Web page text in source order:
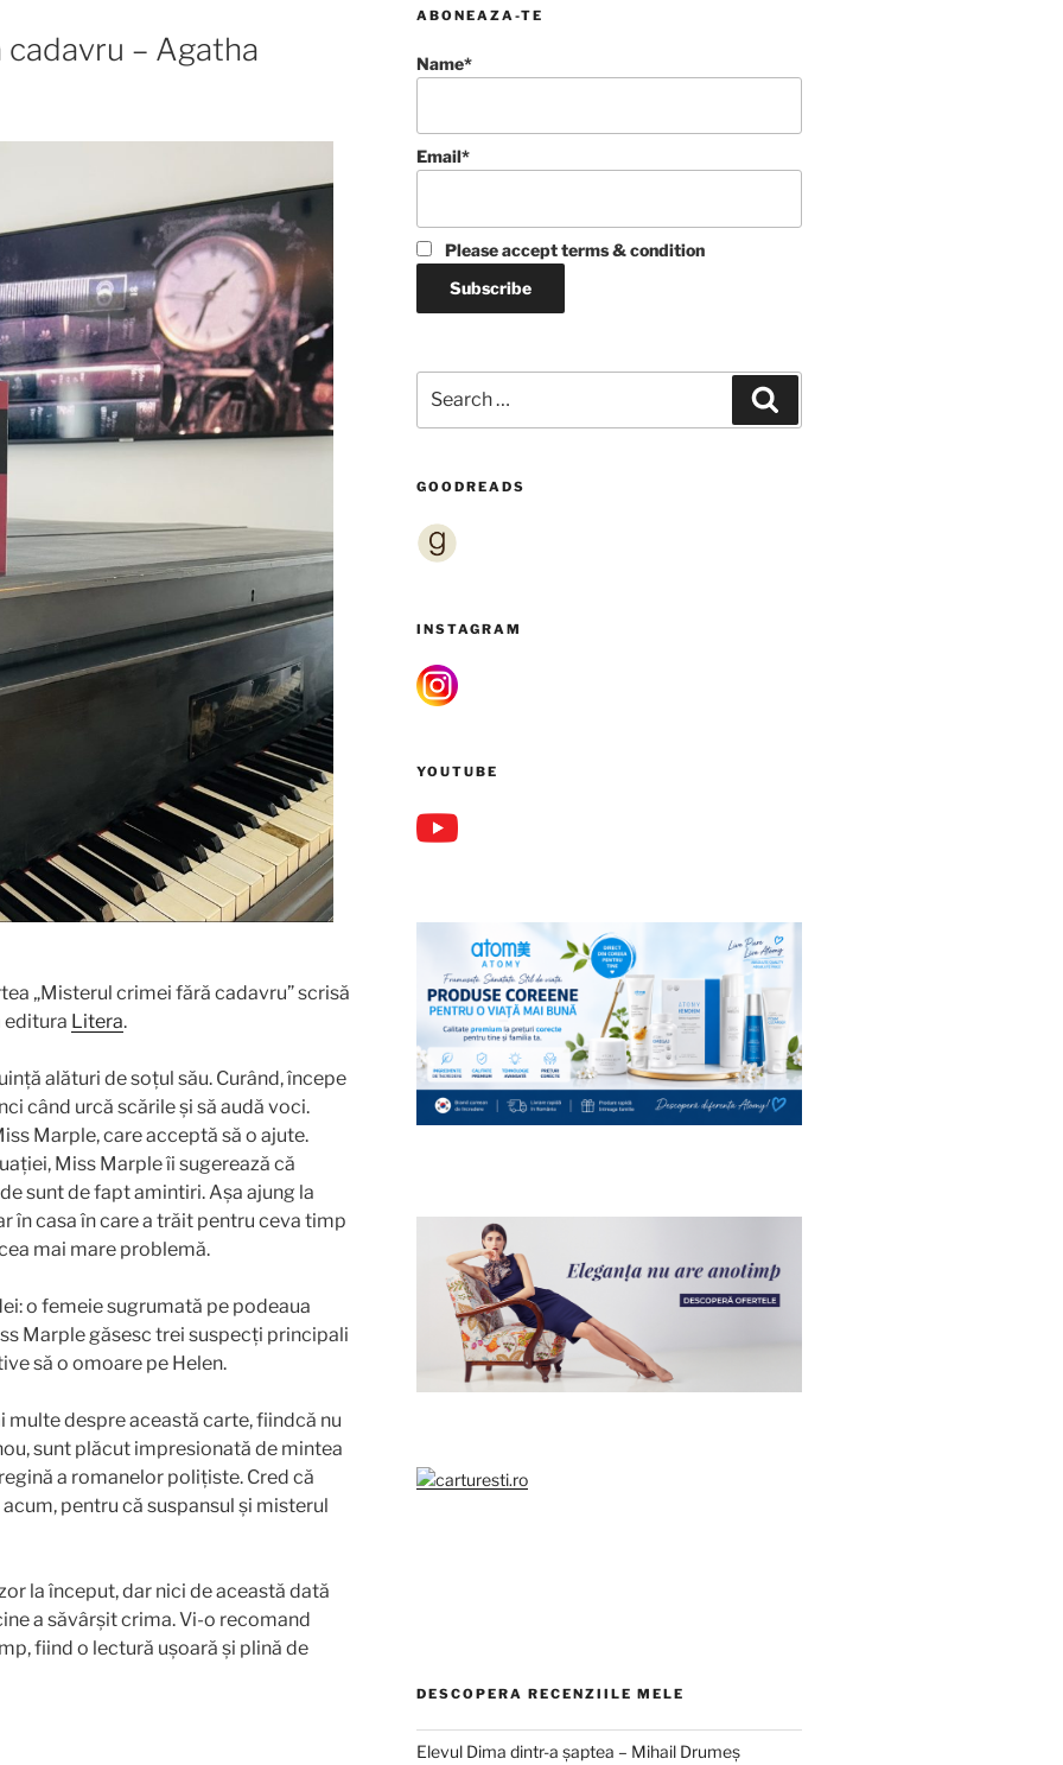
– Agatha
„Misterul crimei fără cadavru” scrisă
editura Litera.
alături de soțul său. Curând, începe
când urcă scările și să audă voci.
Marple, care acceptă să o ajute.
Miss Marple îi sugerează că
sunt de fapt amintiri. Așa ajung la
în casa în care a trăit pentru ceva timp
mai mare problemă.
o femeie sugrumată pe podeaua
Marple găsesc trei suspecți principali
să o omoare pe Helen.
multe despre această carte, fiindcă nu
sunt plăcut impresionată de mintea
a romanelor polițiste. Cred că
pentru că suspansul și misterul
la început, dar nici de această dată
a săvârșit crima. Vi-o recomand
fiind o lectură ușoară și plină de
ABONEAZA-TE
Name*
Email*
Please accept terms & condition
for:
GOODREADS
INSTAGRAM
YOUTUBE
DESCOPERA RECENZIILE MELE
Elevul Dima dintr-a șaptea – Mihail Drumeș